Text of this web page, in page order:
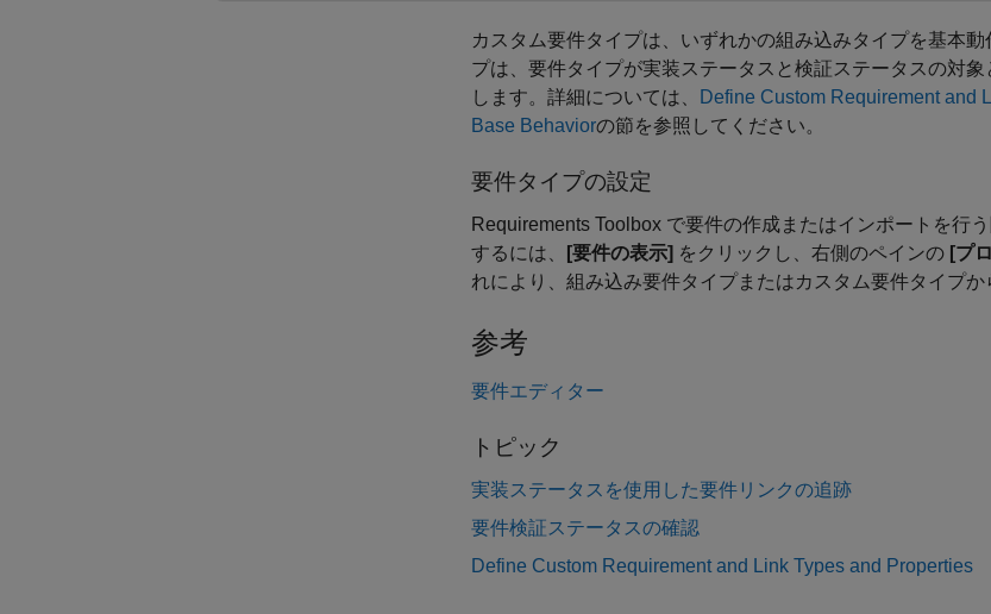
カスタム要件タイプは、いずれかの組み込みタイプを基本
プは、要件タイプが実装ステータスと検証ステータスの対
します。詳細については、
Define Custom Requirement and
Base Behaviorの節を参照してください。
要件タイプの設定
Requirements Toolbox で要件の作成またはインポートを行う
するには、
[要件の表示] をクリックし、右側のペインの [プ
れにより、組み込み要件タイプまたはカスタム要件タイプか
参考
要件エディター
トピック
実装ステータスを使用した要件リンクの追跡
要件検証ステータスの確認
Define Custom Requirement and Link Types and Properties